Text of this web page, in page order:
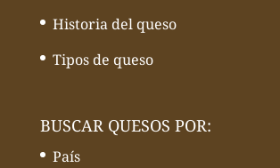
Historia del queso
Tipos de queso
BUSCAR QUESOS POR:
País